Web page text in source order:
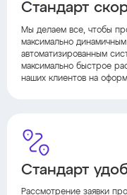
Стандарт
Мы делаем все, чтобы
максимально
автоматизированным
максимально быстрое
наших клиентов на
Стандарт
Рассмотрение заявки